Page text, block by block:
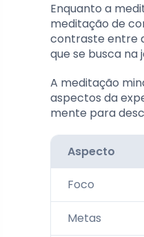
Enquanto a
meditação de
contraste entre
que se busca na
A meditação
aspectos da
mente para
Aspecto
Foco
Metas